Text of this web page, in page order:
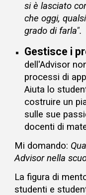
si è lasciato
che oggi,
grado di farla".
Gestisce i
dell'Advisor
processi di
Aiuta lo
costruire un
sulle sue
docenti di
Mi domando:
Advisor nella
La figura di
studenti e